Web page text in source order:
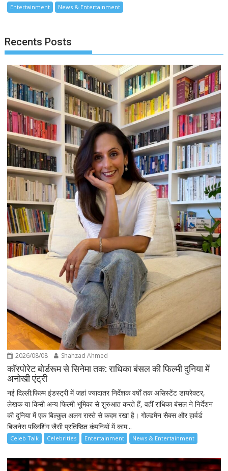
Entertainment News & Entertainment
Recents Posts
2026/08/08 Shahzad Ahmed
कॉरपोरेट बोर्डरूम से सिनेमा तक: राधिका बंसल की फिल्मी दुनिया में
अनोखी एंट्री
नई दिल्ली:फिल्म इंडस्ट्री में जहां ज्यादातर निर्देशक वर्षों तक असिस्टेंट डायरेक्टर,
लेखक या किसी अन्य फिल्मी भूमिका से शुरुआत करते हैं, वहीं राधिका बंसल ने निर्देशन
की दुनिया में एक बिल्कुल अलग रास्ते से कदम रखा है। गोल्डमैन सैक्स और हार्वर्ड
बिजनेस पब्लिशिंग जैसी प्रतिष्ठित कंपनियों में काम...
Celeb Talk Celebrities Entertainment News & Entertainment